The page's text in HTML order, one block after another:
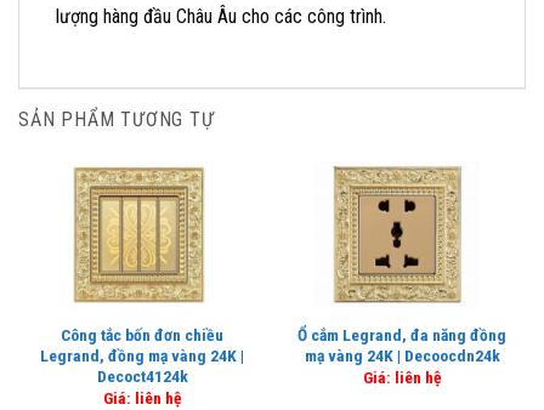
lượng hàng đầu Châu Âu cho các công trình.
SẢN PHẨM TƯƠNG TỰ
Công tắc bốn đơn chiều
Legrand, đồng mạ vàng 24K |
Decoct4124k
Giá: liên hệ
Ổ cắm Legrand, đa năng đồng
mạ vàng 24K | Decoocdn24k
Giá: liên hệ